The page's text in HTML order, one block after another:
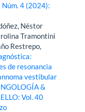
Núm. 4 (2024):
Néstor
Tramontini
Restrepo,
de resonancia
vestibular
&
Vol. 40